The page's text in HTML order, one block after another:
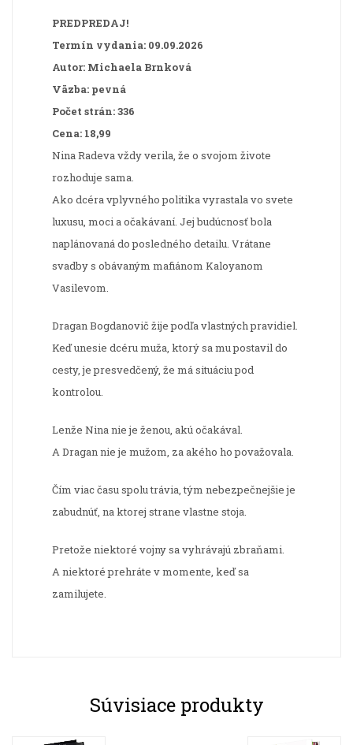
PREDPREDAJ!
Termín vydania: 09.09.2026
Autor: Michaela Brnková
Väzba: pevná
Počet strán: 336
Cena: 18,99
Nina Radeva vždy verila, že o svojom živote
rozhoduje sama.
Ako dcéra vplyvného politika vyrastala vo svete
luxusu, moci a očakávaní. Jej budúcnosť bola
naplánovaná do posledného detailu. Vrátane
svadby s obávaným mafiánom Kaloyanom
Vasilevom.
Dragan Bogdanovič žije podľa vlastných pravidiel.
Keď unesie dcéru muža, ktorý sa mu postavil do
cesty, je presvedčený, že má situáciu pod
kontrolou.
Lenže Nina nie je ženou, akú očakával.
A Dragan nie je mužom, za akého ho považovala.
Čím viac času spolu trávia, tým nebezpečnejšie je
zabudnúť, na ktorej strane vlastne stoja.
Pretože niektoré vojny sa vyhrávajú zbraňami.
A niektoré prehráte v momente, keď sa
zamilujete.
Súvisiace produkty